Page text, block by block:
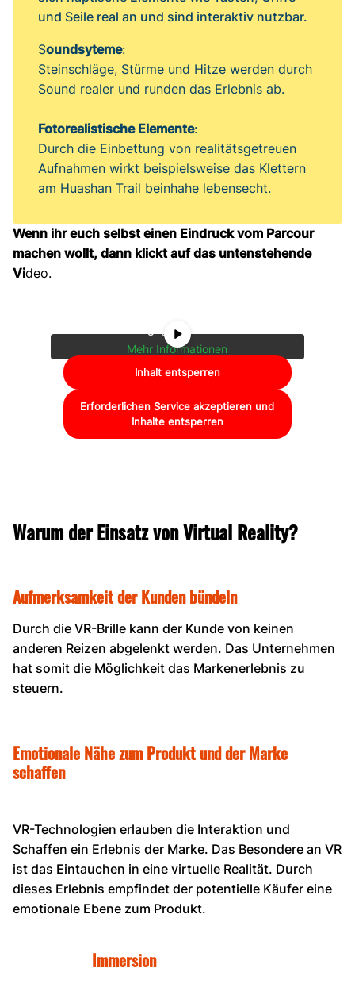
und Seile real an und sind interaktiv nutzbar.
Soundsyteme:
Steinschläge, Stürme und Hitze werden durch
Sound realer und runden das Erlebnis ab.
Fotorealistische Elemente:
Durch die Einbettung von realitätsgetreuen
Aufnahmen wirkt beispielsweise das Klettern
am Huashan Trail beinhahe lebensecht.
Wenn ihr euch selbst einen Eindruck vom Parcour
machen wollt, dann klickt auf das untenstehende
Video.
Sie sehen gerade einen Platzhalterinhalt
weitergegeben werden.
Mehr Informationen
Inhalt entsperren
Erforderlichen Service akzeptieren und
Inhalte entsperren
Warum der Einsatz von Virtual Reality?
Aufmerksamkeit der Kunden bündeln
Durch die VR-Brille kann der Kunde von keinen
anderen Reizen abgelenkt werden. Das Unternehmen
hat somit die Möglichkeit das Markenerlebnis zu
steuern.
Emotionale Nähe zum Produkt und der Marke
schaffen
VR-Technologien erlauben die Interaktion und
Schaffen ein Erlebnis der Marke. Das Besondere an VR
ist das Eintauchen in eine virtuelle Realität. Durch
dieses Erlebnis empfindet der potentielle Käufer eine
emotionale Ebene zum Produkt.
Immersion